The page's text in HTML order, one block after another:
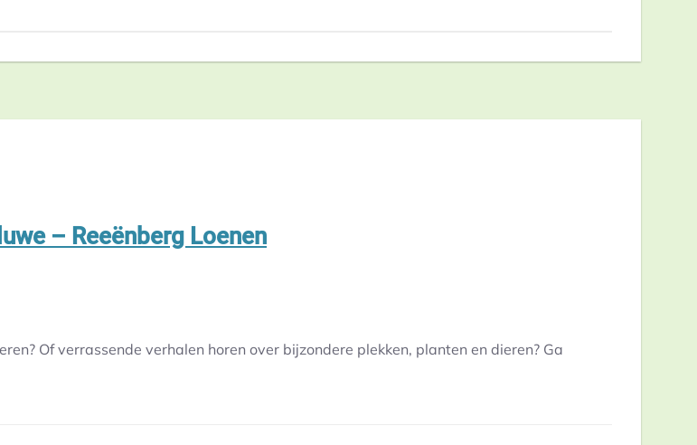
– Reeënberg Loenen
Of verrassende verhalen horen over bijzondere plekken, planten en dieren? Ga